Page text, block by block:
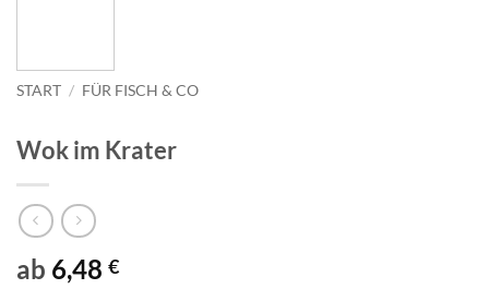
START / FÜR FISCH & CO
Wok im Krater
ab 6,48 €